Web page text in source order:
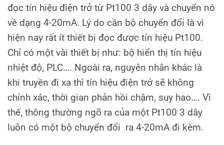
đọc tín hiệu điện trở từ Pt100 3 dây và chuyển nó
về dạng 4-20mA. Lý do cần bộ chuyển đổi là vì
hiện nay rất ít thiết bị đọc được tín hiệu Pt100.
Chỉ có một vài thiết bị như: bộ hiển thị tín hiệu
nhiệt độ, PLC…. Ngoài ra, nguyên nhân khác là
khi truyền đi xa thì tín hiệu điện trở sẽ không
chính xác, thời gian phản hồi chậm, suy hao…. Vì
thế, thông thường ngõ ra của một Pt100 3 dây
luôn có một bộ chuyển đổi ra 4-20mA đi kèm.